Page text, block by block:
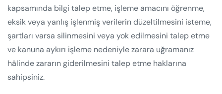
kapsamında bilgi talep etme, işleme amacını öğrenme,
eksik veya yanlış işlenmiş verilerin düzeltilmesini isteme,
şartları varsa silinmesini veya yok edilmesini talep etme
ve kanuna aykırı işleme nedeniyle zarara uğramanız
hâlinde zararın giderilmesini talep etme haklarına
sahipsiniz.